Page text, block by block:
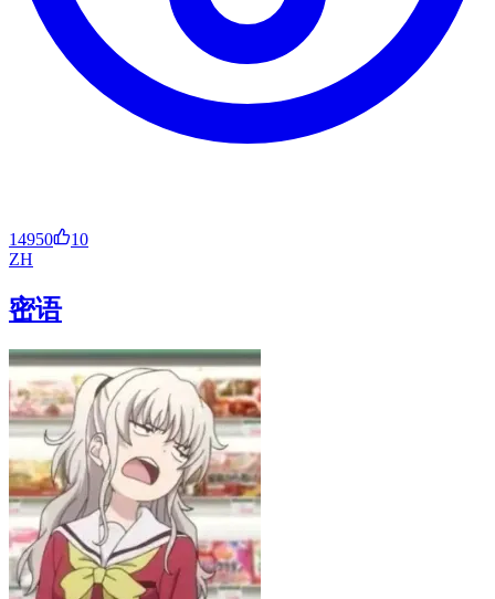
14950
10
ZH
密语